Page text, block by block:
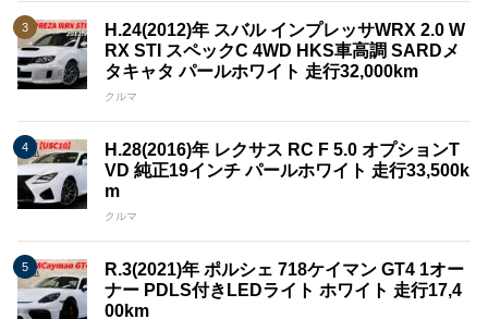
H.24(2012)年 スバル インプレッサWRX 2.0 W
RX STI スペックC 4WD HKS車高調 SARDメ
タキャタ パールホワイト 走行32,000km
クルマ
H.28(2016)年 レクサス RC F 5.0 オプションT
VD 純正19インチ パールホワイト 走行33,500k
m
クルマ
R.3(2021)年 ポルシェ 718ケイマン GT4 1オー
ナー PDLS付きLEDライト ホワイト 走行17,4
00km